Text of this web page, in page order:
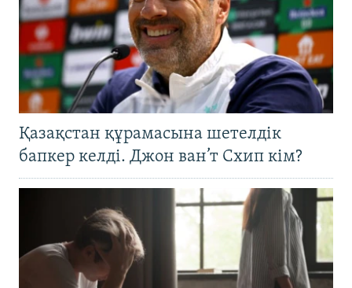
Қазақстан құрамасына шетелдік
бапкер келді. Джон ван’т Схип кім?